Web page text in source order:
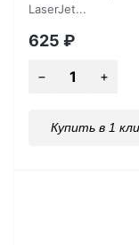
LaserJet...
625 ₽
Купить в 1